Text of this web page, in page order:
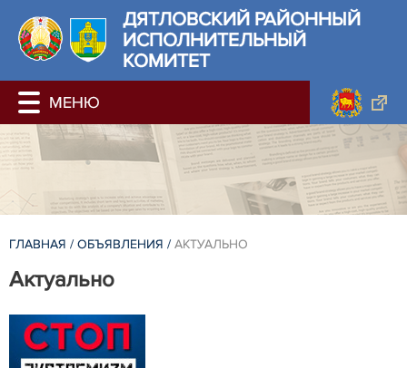
ДЯТЛОВСКИЙ РАЙОННЫЙ
ИСПОЛНИТЕЛЬНЫЙ
КОМИТЕТ
ГЛАВНАЯ / ОБЪЯВЛЕНИЯ / АКТУАЛЬНО
Актуально